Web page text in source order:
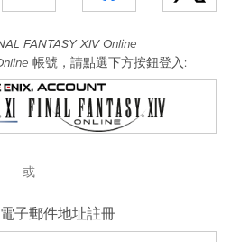
FANTASY XIV Online
帳號，請點選下方按鈕登入:
或
子郵件地址註冊